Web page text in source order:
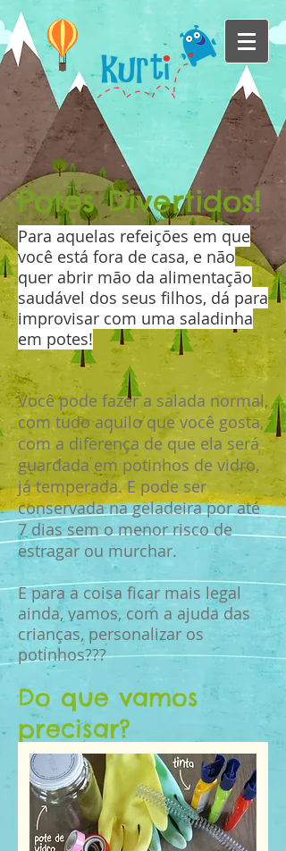
Potes Divertidos!
Para aquelas refeições em que
você está fora de casa, e não
quer abrir mão da alimentação
saudável dos seus filhos, dá para
improvisar com uma saladinha
em potes!
Você pode fazer a salada normal,
com tudo aquilo que você gosta,
com a diferença de que ela será
guardada em potinhos de vidro,
já temperada. E pode ser
conservada na geladeira por até
7 dias sem o menor risco de
estragar ou murchar.
E para a coisa ficar mais legal
ainda, vamos, com a ajuda das
crianças, personalizar os
potinhos???
Do que vamos
precisar?